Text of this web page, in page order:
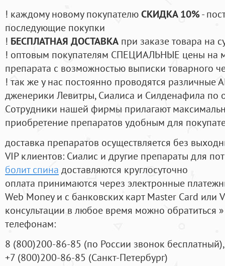
! каждому новому покупателюСКИДКА 10%-
последующие покупки
! БЕСПЛАТНАЯ ДОСТАВКА при заказе товара на
! оптовым покупателям СПЕЦИАЛЬНЫЕ цены на
препарата с возможностью выписки товарного
! так же у нас постоянно проводятся
дженерики Левитры, Сиалиса и Силденафила по
Cотрудники нашей фирмы прилагают
приобретение препаратов удобным для
доставка препаратов осуществляется без
VIP клиентов: Сиалис и другие препараты для
болит спина доставляются круглосуточно
оплата принимаются через электронные
Web Money и с банковских карт Master Card или
консультации в любое время можно обратиться
телефонам:
8 (800)200-86-85 (по России звонок бесплатный),
+7 (800)200-86-85 (Санкт-Петербург)